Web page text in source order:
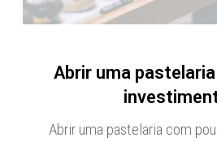
Abrir uma
Abrir uma pastelaria com